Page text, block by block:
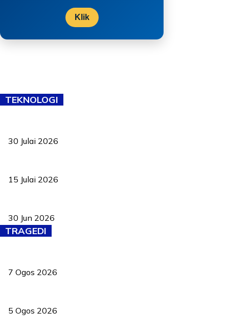
Klik
TEKNOLOGI
30 Julai 2026
15 Julai 2026
30 Jun 2026
TRAGEDI
7 Ogos 2026
5 Ogos 2026